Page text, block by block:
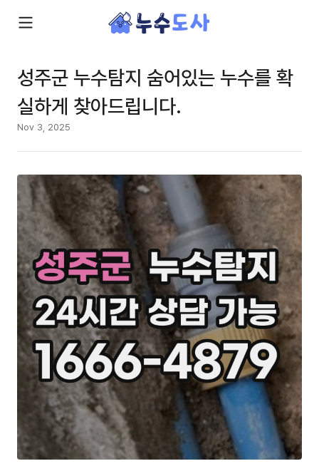
성주군 누수탐지 숨어있는 누수를 확
실하게 찾아드립니다.
Nov 3, 2025